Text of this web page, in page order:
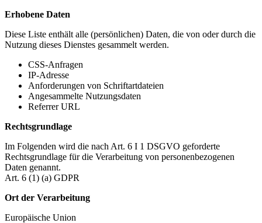
Erhobene Daten
Diese Liste enthält alle (persönlichen) Daten, die von oder durch die
Nutzung dieses Dienstes gesammelt werden.
CSS-Anfragen
IP-Adresse
Anforderungen von Schriftartdateien
Angesammelte Nutzungsdaten
Referrer URL
Rechtsgrundlage
Im Folgenden wird die nach Art. 6 I 1 DSGVO geforderte
Rechtsgrundlage für die Verarbeitung von personenbezogenen
Daten genannt.
Art. 6 (1) (a) GDPR
Ort der Verarbeitung
Europäische Union